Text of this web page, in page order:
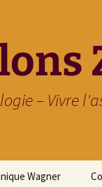
– Vivre
Wagner